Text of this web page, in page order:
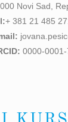
Novi Sad,
+ 381 21 485
0000-